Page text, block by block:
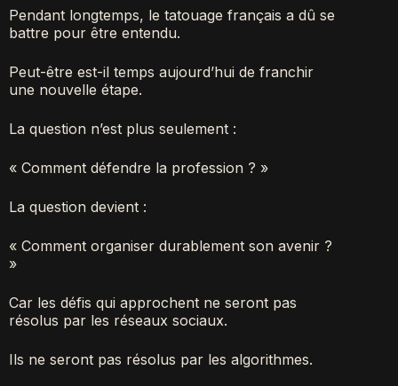
Pendant longtemps, le tatouage français a dû se
battre pour être entendu.
Peut-être est-il temps aujourd’hui de franchir
une nouvelle étape.
La question n’est plus seulement :
« Comment défendre la profession ? »
La question devient :
« Comment organiser durablement son avenir ?
»
Car les défis qui approchent ne seront pas
résolus par les réseaux sociaux.
Ils ne seront pas résolus par les algorithmes.